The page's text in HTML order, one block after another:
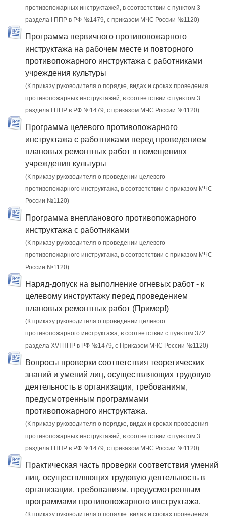
противопожарных инструктажей, в соответствии с пунктом 3
раздела I ППР в РФ №1479, с приказом МЧС России №1120)
Программа первичного противопожарного
инструктажа на рабочем месте и повторного
противопожарного инструктажа с работниками
учреждения культуры
(К приказу руководителя о порядке, видах и сроках проведения
противопожарных инструктажей, в соответствии с пунктом 3
раздела I ППР в РФ №1479, с приказом МЧС России №1120)
Программа целевого противопожарного
инструктажа с работниками перед проведением
плановых ремонтных работ в помещениях
учреждения культуры
(К приказу руководителя о проведении целевого
противопожарного инструктажа, в соответствии с приказом МЧС
России №1120)
Программа внепланового противопожарного
инструктажа с работниками
(К приказу руководителя о проведении целевого
противопожарного инструктажа, в соответствии с приказом МЧС
России №1120)
Наряд-допуск на выполнение огневых работ - к
целевому инструктажу перед проведением
плановых ремонтных работ (Пример!)
(К приказу руководителя о проведении целевого
противопожарного инструктажа, в соответствии с пунктом 372
раздела XVI ППР в РФ №1479, c Приказом МЧС России №1120)
Вопросы проверки соответствия теоретических
знаний и умений лиц, осуществляющих трудовую
деятельность в организации, требованиям,
предусмотренным программами
противопожарного инструктажа.
(К приказу руководителя о порядке, видах и сроках проведения
противопожарных инструктажей, в соответствии с пунктом 3
раздела I ППР в РФ №1479, с приказом МЧС России №1120)
Практическая часть проверки соответствия умений
лиц, осуществляющих трудовую деятельность в
организации, требованиям, предусмотренным
программами противопожарного инструктажа.